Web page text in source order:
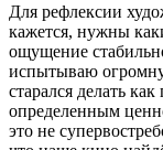
Для рефлексии
кажется, нужны
ощущение
испытываю
старался делать
определенным
это не